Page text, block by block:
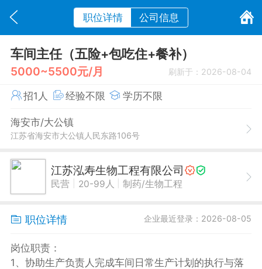
职位详情 公司信息
车间主任（五险+包吃住+餐补）
5000~5500元/月 刷新于：2026-08-04
招1人 经验不限 学历不限
海安市/大公镇
江苏省海安市大公镇人民东路106号
江苏泓寿生物工程有限公司
民营 20-99人 制药/生物工程
职位详情 企业最近登录：2026-08-05
​岗位职责：
1、协助生产负责人完成车间日常生产计划的执行与落